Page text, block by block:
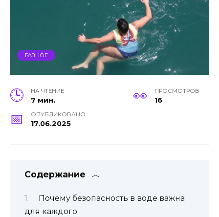
РАЗНОЕ
НА ЧТЕНИЕ
7 мин.
ПРОСМОТРОВ
16
ОПУБЛИКОВАНО
17.06.2025
Содержание
Почему безопасность в воде важна
для каждого